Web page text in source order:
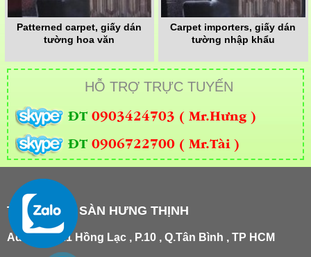
Patterned carpet, giấy dán
tường hoa văn
Carpet importers, giấy dán
tường nhập khẩu
HỖ TRỢ TRỰC TUYẾN
ĐT 0903424703 ( Mr.Hưng )
ĐT 0906722700 ( Mr.Tài )
THẢM TRẢI SÀN HƯNG THỊNH
Add : 181/21 Hồng Lạc , P.10 , Q.Tân Bình , TP HCM